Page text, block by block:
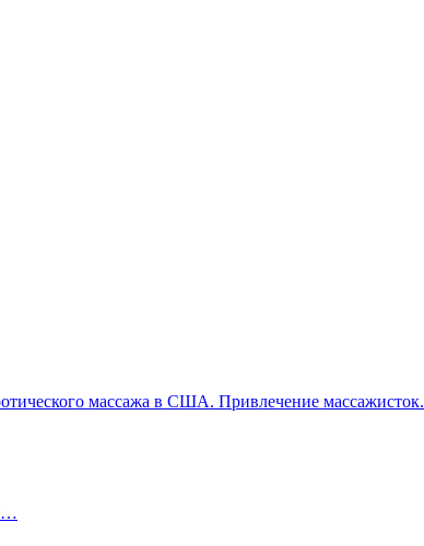
массажа в США. Привлечение массажисток.